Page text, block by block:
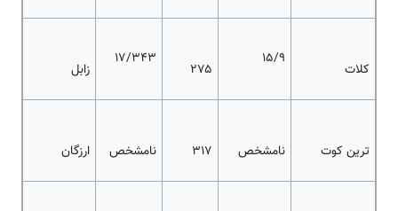
کلات
15/9
۲۷۵
17/343
زابل
ترین کوت نامشخص ۳۱۷ نامشخص ارزگان